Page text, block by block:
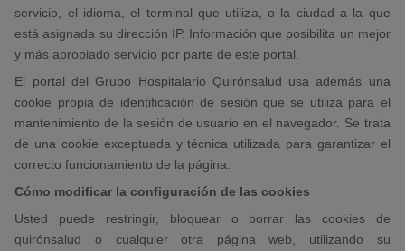
servicio, el idioma, el terminal que utiliza, o la ciudad a la que
está asignada su dirección IP. Información que posibilita un mejor
y más apropiado servicio por parte de este portal.
El portal del Grupo Hospitalario Quirónsalud usa además una
cookie propia de identificación de sesión que se utiliza para el
mantenimiento de la sesión de usuario en el navegador. Se trata
de una cookie exceptuada y técnica utilizada para garantizar el
correcto funcionamiento de la página.
Cómo modificar la configuración de las cookies
Usted puede restringir, bloquear o borrar las cookies de
quirónsalud o cualquier otra página web, utilizando su